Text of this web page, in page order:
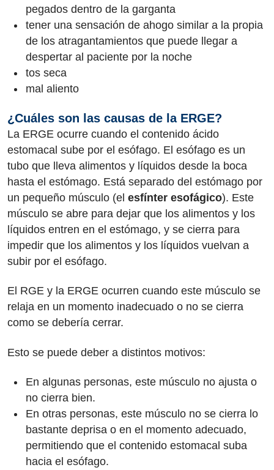
pegados dentro de la garganta
tener una sensación de ahogo similar a la propia
de los atragantamientos que puede llegar a
despertar al paciente por la noche
tos seca
mal aliento
¿Cuáles son las causas de la ERGE?
La ERGE ocurre cuando el contenido ácido
estomacal sube por el esófago. El esófago es un
tubo que lleva alimentos y líquidos desde la boca
hasta el estómago. Está separado del estómago por
un pequeño músculo (el esfínter esofágico). Este
músculo se abre para dejar que los alimentos y los
líquidos entren en el estómago, y se cierra para
impedir que los alimentos y los líquidos vuelvan a
subir por el esófago.
El RGE y la ERGE ocurren cuando este músculo se
relaja en un momento inadecuado o no se cierra
como se debería cerrar.
Esto se puede deber a distintos motivos:
En algunas personas, este músculo no ajusta o
no cierra bien.
En otras personas, este músculo no se cierra lo
bastante deprisa o en el momento adecuado,
permitiendo que el contenido estomacal suba
hacia el esófago.